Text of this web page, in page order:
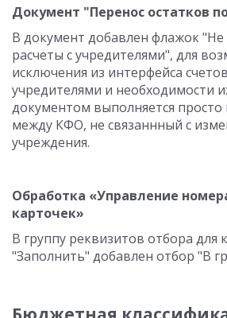
Документ "Перенос остатков
В документ добавлен флажок
расчеты с учредителями", для
исключения из интерфейса
учредителями и необходимости
документом выполняется просто
между КФО, не связаннный с
учреждения.
Обработка «Управление
карточек»
В группу реквизитов отбора для
"Заполнить" добавлен отбор "В